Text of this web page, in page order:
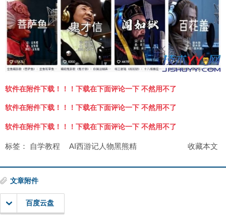
软件在附件下载！！！下载在下面评论一下 不然用不了
软件在附件下载！！！下载在下面评论一下 不然用不了
软件在附件下载！！！下载在下面评论一下 不然用不了
收藏本文
标签： 自学教程 AI西游记人物黑熊精
文章附件
百度云盘